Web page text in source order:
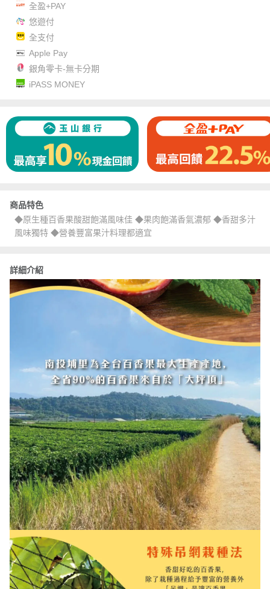
全盈+PAY
悠遊付
全支付
Apple Pay
銀角零卡-無卡分期
iPASS MONEY
商品特色
◆原生種百香果酸甜飽滿風味佳 ◆果肉飽滿香氣濃郁 ◆香甜多汁
風味獨特 ◆營養豐富果汁料理都適宜
詳細介紹